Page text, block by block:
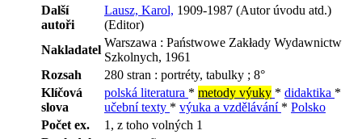
Další
autoři
Lausz, Karol, 1909-1987 (Autor úvodu atd.)
(Editor)
Nakladatel
Warszawa : Państwowe Zakłady Wydawnictw
Szkolnych, 1961
Rozsah
280 stran : portréty, tabulky ; 8°
Klíčová
slova
polská literatura * metody výuky * didaktika *
učební texty * výuka a vzdělávání * Polsko
Počet ex.
1, z toho volných 1